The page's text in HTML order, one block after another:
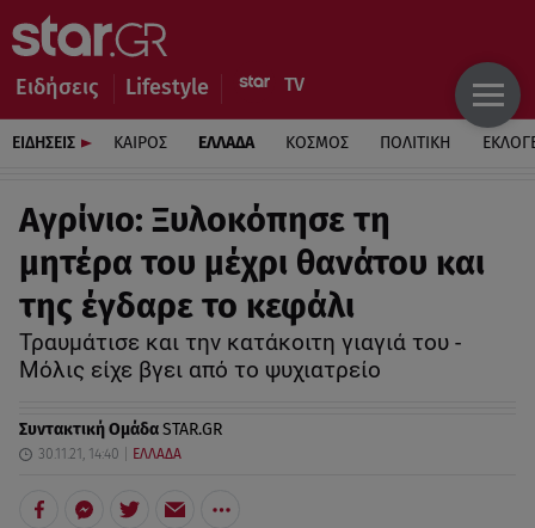
Ειδήσεις Lifestyle
ΕΙΔΗΣΕΙΣ ΚΑΙΡΟΣ ΕΛΛΑΔΑ ΚΟΣΜΟΣ ΠΟΛΙΤΙΚΗ
Αγρίνιο: Ξυλοκόπησε τη
μητέρα του μέχρι θανάτου και
της έγδαρε το κεφάλι
Τραυμάτισε και την κατάκοιτη γιαγιά του -
Μόλις είχε βγει από το ψυχιατρείο
Συντακτική ΟμάδαSTAR.GR
30.11.21, 14:40 ΕΛΛΑΔΑ